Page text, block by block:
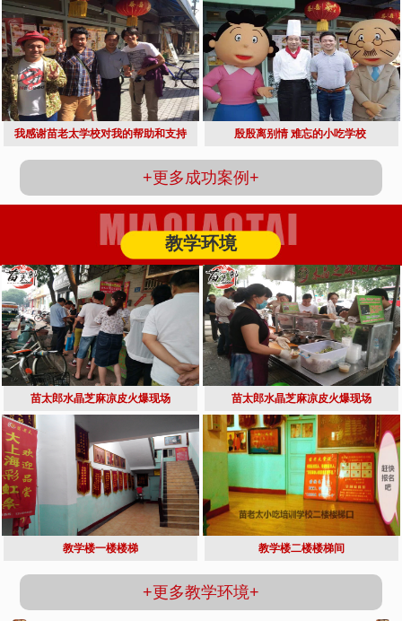
我感谢苗老太学校对我的帮助和支持 殷殷离别情 难忘的小吃学校
+更多成功案例+
教学环境
苗太郎水晶芝麻凉皮火爆现场 苗太郎水晶芝麻凉皮火爆现场
教学楼一楼楼梯 教学楼二楼楼梯间
+更多教学环境+